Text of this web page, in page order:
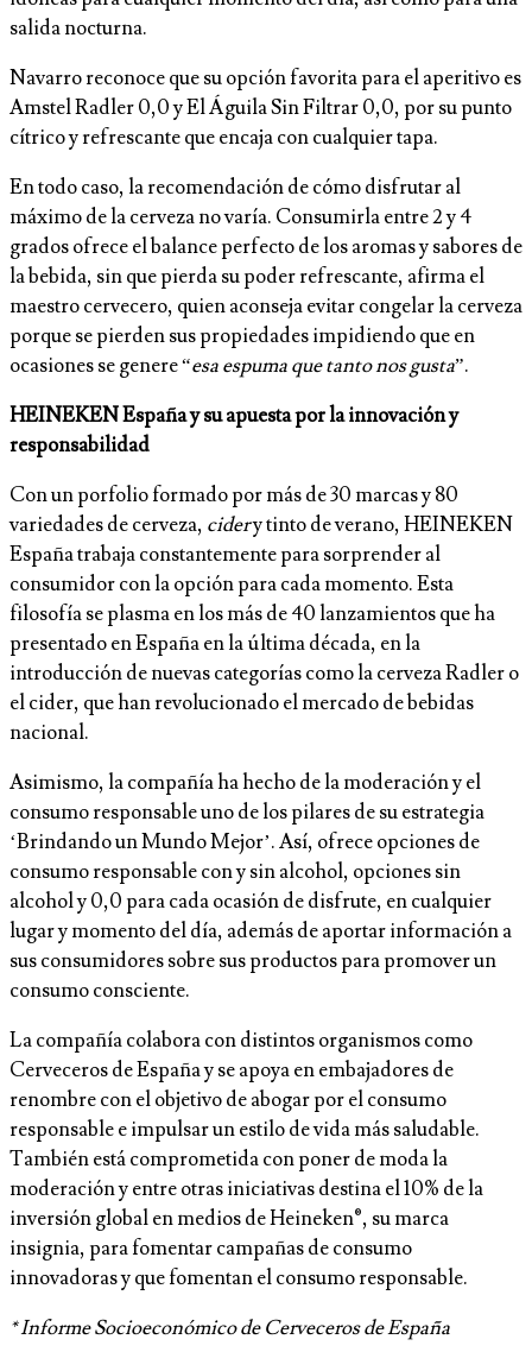
salida nocturna.
Navarro reconoce que su opción favorita para el aperitivo es
Amstel Radler 0,0 y El Águila Sin Filtrar 0,0, por su punto
cítrico y refrescante que encaja con cualquier tapa.
En todo caso, la recomendación de cómo disfrutar al
máximo de la cerveza no varía. Consumirla entre 2 y 4
grados ofrece el balance perfecto de los aromas y sabores de
la bebida, sin que pierda su poder refrescante, afirma el
maestro cervecero, quien aconseja evitar congelar la cerveza
porque se pierden sus propiedades impidiendo que en
ocasiones se genere “esa espuma que tanto nos gusta”.
HEINEKEN España y su apuesta por la innovación y
responsabilidad
Con un porfolio formado por más de 30 marcas y 80
variedades de cerveza, cidery tinto de verano, HEINEKEN
España trabaja constantemente para sorprender al
consumidor con la opción para cada momento. Esta
filosofía se plasma en los más de 40 lanzamientos que ha
presentado en España en la última década, en la
introducción de nuevas categorías como la cerveza Radler o
el cider, que han revolucionado el mercado de bebidas
nacional.
Asimismo, la compañía ha hecho de la moderación y el
consumo responsable uno de los pilares de su estrategia
‘Brindando un Mundo Mejor’. Así, ofrece opciones de
consumo responsable con y sin alcohol, opciones sin
alcohol y 0,0 para cada ocasión de disfrute, en cualquier
lugar y momento del día, además de aportar información a
sus consumidores sobre sus productos para promover un
consumo consciente.
La compañía colabora con distintos organismos como
Cerveceros de España y se apoya en embajadores de
renombre con el objetivo de abogar por el consumo
responsable e impulsar un estilo de vida más saludable.
También está comprometida con poner de moda la
moderación y entre otras iniciativas destina el 10% de la
inversión global en medios de Heineken®, su marca
insignia, para fomentar campañas de consumo
innovadoras y que fomentan el consumo responsable.
* Informe Socioeconómico de Cerveceros de España